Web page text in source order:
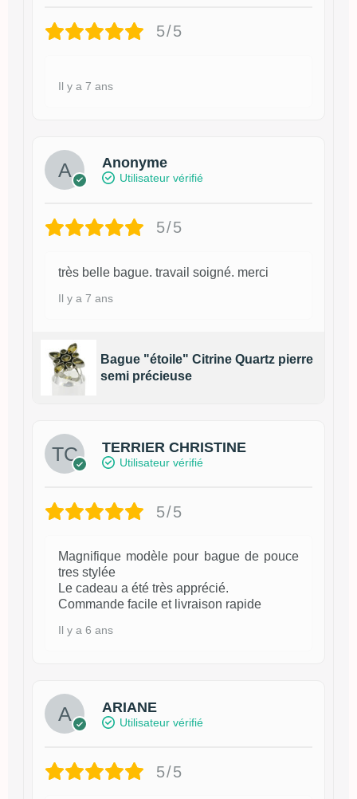
5/5
Il y a 7 ans
Anonyme
Utilisateur vérifié
5/5
très belle bague. travail soigné. merci
Il y a 7 ans
Bague "étoile" Citrine Quartz pierre
semi précieuse
TERRIER CHRISTINE
Utilisateur vérifié
5/5
Magnifique modèle pour bague de pouce
tres stylée
Le cadeau a été très apprécié.
Commande facile et livraison rapide
Il y a 6 ans
ARIANE
Utilisateur vérifié
5/5